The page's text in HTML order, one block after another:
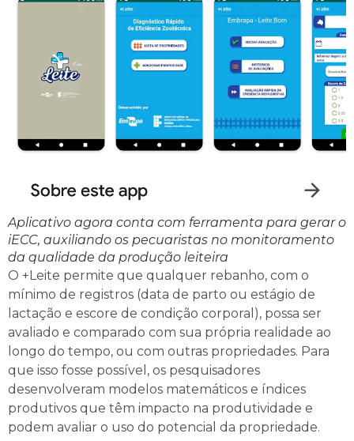
Aplicativo agora conta com ferramenta para gerar o
iECC, auxiliando os pecuaristas no monitoramento
da qualidade da produção leiteira
O +Leite permite que qualquer rebanho, com o
mínimo de registros (data de parto ou estágio de
lactação e escore de condição corporal), possa ser
avaliado e comparado com sua própria realidade ao
longo do tempo, ou com outras propriedades. Para
que isso fosse possível, os pesquisadores
desenvolveram modelos matemáticos e índices
produtivos que têm impacto na produtividade e
podem avaliar o uso do potencial da propriedade.